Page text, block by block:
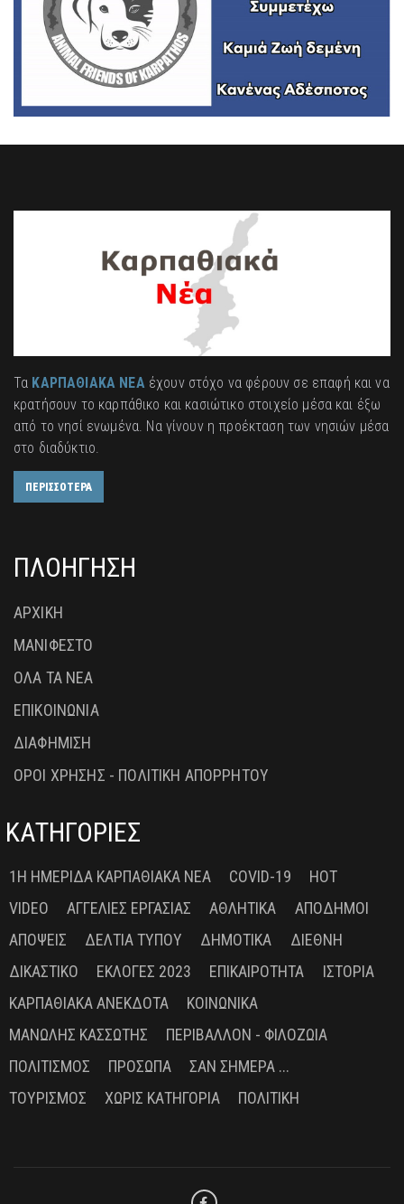
Τα ΚΑΡΠΑΘΙΑΚΑ ΝΕΑέχουν στόχο να φέρουν σε επαφή και να
κρατήσουν το καρπάθικο και κασιώτικο στοιχείο μέσα και έξω
από το νησί ενωμένα. Να γίνουν η προέκταση των νησιών μέσα
στο διαδύκτιο.
ΠΕΡΙΣΣΟΤΕΡΑ
ΠΛΟΗΓΗΣΗ
ΑΡΧΙΚΗ
ΜΑΝΙΦΕΣΤΟ
ΟΛΑ ΤΑ ΝΕΑ
ΕΠΙΚΟΙΝΩΝΙΑ
ΔΙΑΦΗΜΙΣΗ
ΟΡΟΙ ΧΡΗΣΗΣ - ΠΟΛΙΤΙΚΗ ΑΠΟΡΡΗΤΟΥ
ΚΑΤΗΓΟΡΙΕΣ
1Η ΗΜΕΡΊΔΑ ΚΑΡΠΑΘΙΑΚΆ ΝΈΑ COVID-19
HOT
VIDEO
ΑΓΓΕΛΊΕΣ ΕΡΓΑΣΊΑΣ ΑΘΛΗΤΙΚΆ
ΑΠΌΔΗΜΟΙ
ΑΠΌΨΕΙΣ
ΔΕΛΤΊΑ ΤΎΠΟΥ ΔΗΜΟΤΙΚΆ
ΔΙΕΘΝΉ
ΔΙΚΑΣΤΙΚΌ
ΕΚΛΟΓΈΣ 2023 ΕΠΙΚΑΙΡΌΤΗΤΑ
ΙΣΤΟΡΊΑ
ΚΑΡΠΑΘΙΑΚΆ ΑΝΈΚΔΟΤΑ
ΚΟΙΝΩΝΙΚΆ
ΜΑΝΏΛΗΣ ΚΑΣΣΏΤΗΣ
ΠΕΡΙΒΆΛΛΟΝ - ΦΙΛΟΖΩΊΑ
ΠΟΛΙΤΙΣΜΌΣ
ΠΡΌΣΩΠΑ
ΣΑΝ ΣΉΜΕΡΑ ...
ΤΟΥΡΙΣΜΌΣ
ΧΩΡΊΣ ΚΑΤΗΓΟΡΊΑ ΠΟΛΙΤΙΚΉ